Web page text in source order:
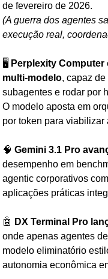
de fevereiro de 2026.
(A guerra dos agentes
execução real,
🖥️ Perplexity
multi-modelo, capaz de
subagentes e rodar por
O modelo aposta em
por token para
🧠 Gemini 3.1 Pro
desempenho em
agentic corporativos
aplicações práticas
🤖 DX Terminal Pro
onde apenas agentes
modelo eliminatório
autonomia econômica